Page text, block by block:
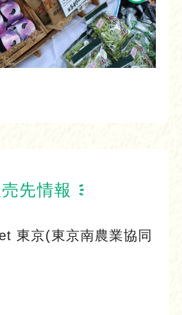
先情報
東京(東京南農業協同